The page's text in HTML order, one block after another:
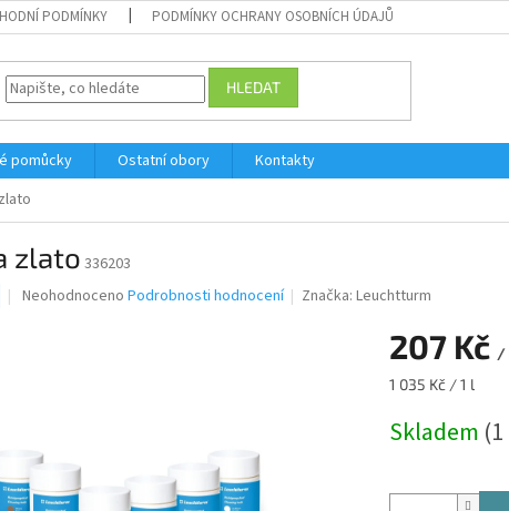
PODMÍNKY PODMÍNKY OCHRANY OSOBNÍCH ÚDAJŮ
HLEDAT
pomůcky Ostatní obory
Kontakty
zlato336203
Průměrné
Neohodnoceno Podrobnosti hodnocení Značka:Leuchtturm
207 Kč /
Měrná
1 035 Kč / 1 l
Skladem